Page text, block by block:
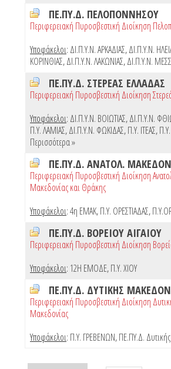
ΠΕ.ΠΥ.Δ. ΠΕΛΟΠΟΝΝΗΣΟΥ
Περιφερειακή Πυροσβεστική Διοίκηση
Υποφάκελοι: ΔΙ.Π.Υ.Ν. ΑΡΚΑΔΙΑΣ,ΔΙ.Π.Υ.Ν.
ΚΟΡΙΝΘΙΑΣ,ΔΙ.Π.Υ.Ν. ΛΑΚΩΝΙΑΣ,ΔΙ.Π.Υ.Ν.
ΠΕ.ΠΥ.Δ. ΣΤΕΡΕΑΣ ΕΛΛΑΔΑΣ
Περιφερειακή Πυροσβεστική Διοίκηση
Υποφάκελοι: ΔΙ.Π.Υ.Ν. ΒΟΙΩΤΙΑΣ,ΔΙ.Π.Υ.Ν.
Π.Υ. ΛΑΜΙΑΣ,ΔΙ.Π.Υ.Ν. ΦΩΚΙΔΑΣ,Π.Υ. ΙΤΕΑΣ,
Περισσότερα »
Περιφερειακή Πυροσβεστική Διοίκηση
Μακεδονίας και Θράκης
Υποφάκελοι:4η ΕΜΑΚ,Π.Υ. ΟΡΕΣΤΙΑΔΑΣ,
ΠΕ.ΠΥ.Δ. ΒΟΡΕΙΟΥ ΑΙΓΑΙΟΥ
Περιφερειακή Πυροσβεστική Διοίκηση
Υποφάκελοι: 12Η ΕΜΟΔΕ,Π.Υ. ΧΙΟΥ
ΠΕ.ΠΥ.Δ. ΔΥΤΙΚΗΣ
Περιφερειακή Πυροσβεστική Διοίκηση
Μακεδονίας
Υποφάκελοι: Π.Υ. ΓΡΕΒΕΝΩΝ,ΠΕ.ΠΥ.Δ.